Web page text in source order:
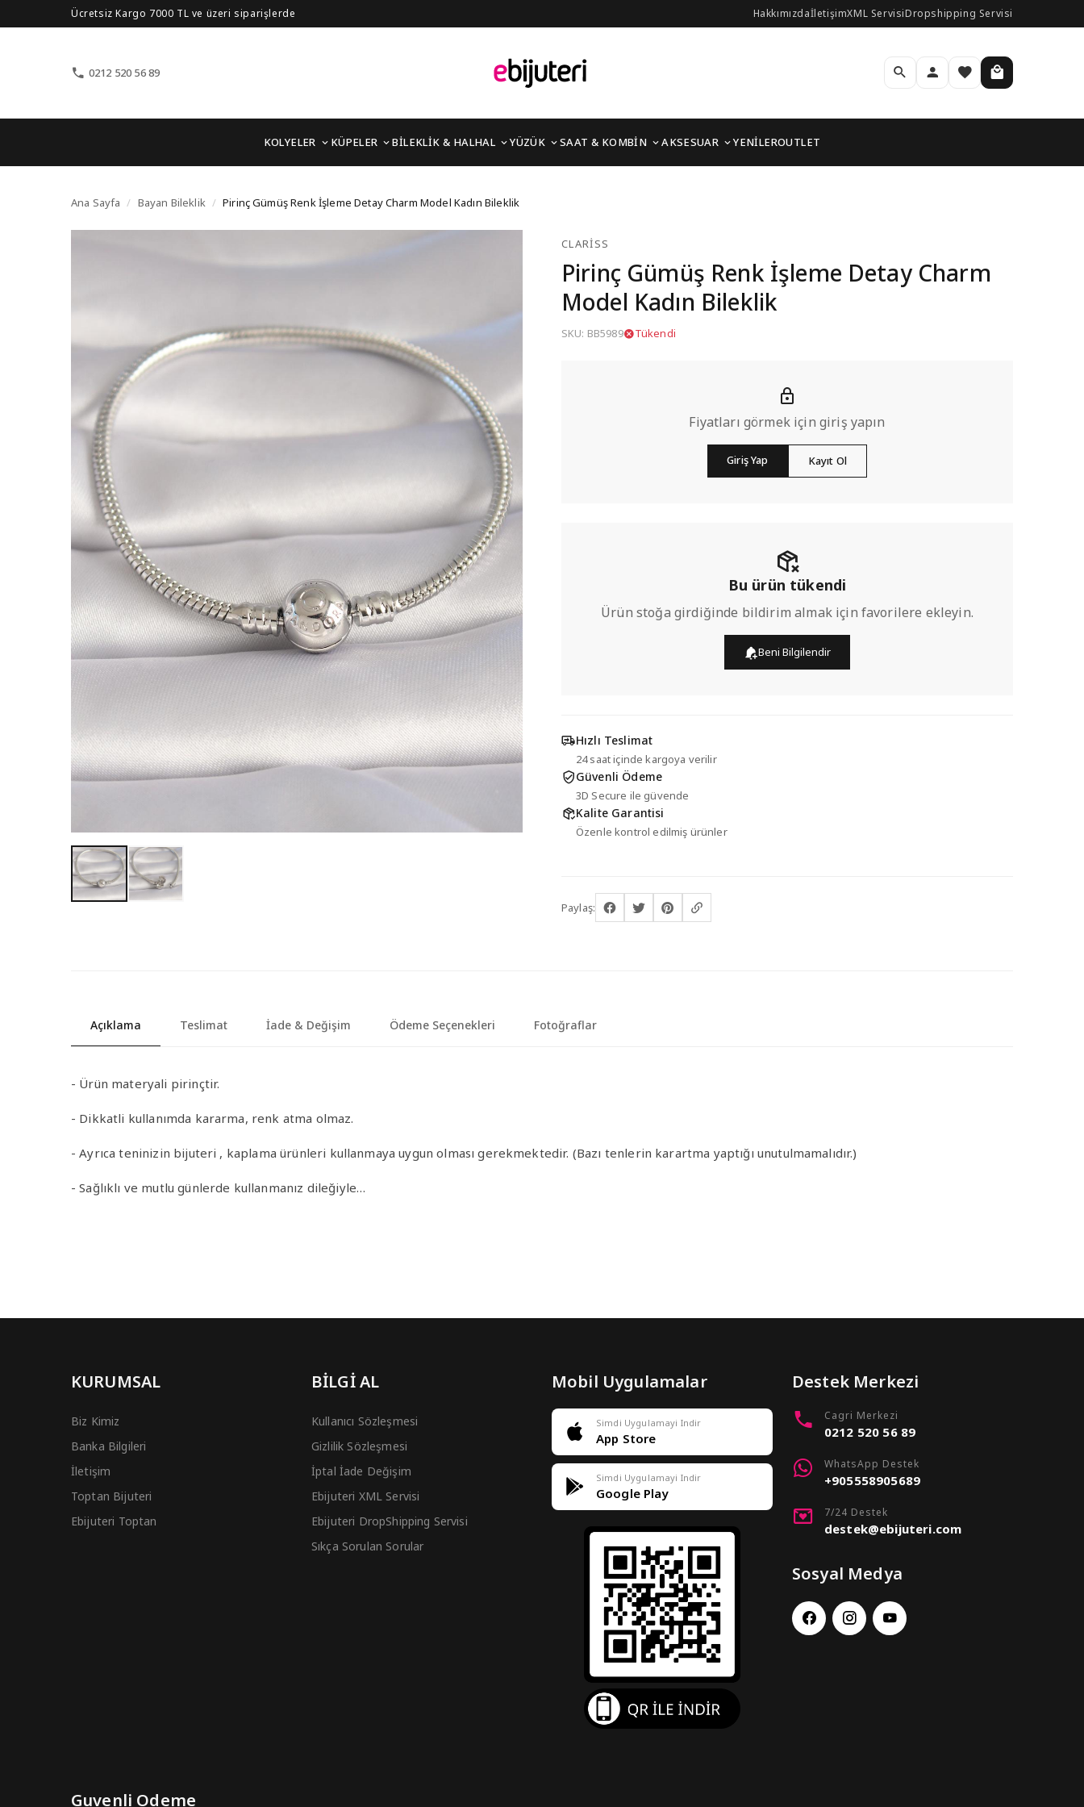
Ücretsiz Kargo 7000 TL ve üzeri siparişlerde HakkımızdaİletişimXML ServisiDropshipping Servisi
0212 520 56 89
KOLYELER KÜPELER BİLEKLİK & HALHAL YÜZÜK SAAT & KOMBİN AKSESUAR YENİLEROUTLET
Pirinç Gümüş Renk İşleme Detay Charm Model Kadın Bileklik
Ana Sayfa / Bayan Bileklik / Pirinç Gümüş Renk İşleme Detay Charm Model Kadın Bileklik
CLARISS
Pirinç Gümüş Renk İşleme Detay Charm
Model Kadın Bileklik
SKU: BB5989 Tükendi
Fiyatları görmek için giriş yapın
Giriş Yap Kayıt Ol
Bu ürün tükendi
Ürün stoğa girdiğinde bildirim almak için favorilere ekleyin.
Beni Bilgilendir
Hızlı Teslimat
24 saat içinde kargoya verilir
Güvenli Ödeme
3D Secure ile güvende
Kalite Garantisi
Özenle kontrol edilmiş ürünler
Paylaş:
Açıklama Teslimat İade & Değişim Ödeme Seçenekleri Fotoğraflar
- Ürün materyali pirinçtir.
- Dikkatli kullanımda kararma, renk atma olmaz.
- Ayrıca teninizin bijuteri , kaplama ürünleri kullanmaya uygun olması gerekmektedir. (Bazı tenlerin karartma yaptığı unutulmamalıdır.)
- Sağlıklı ve mutlu günlerde kullanmanız dileğiyle…
KURUMSAL
Biz Kimiz
Banka Bilgileri
İletişim
Toptan Bijuteri
Ebijuteri Toptan
BİLGİ AL
Kullanıcı Sözleşmesi
Gizlilik Sözleşmesi
İptal İade Değişim
Ebijuteri XML Servisi
Ebijuteri DropShipping Servisi
Sıkça Sorulan Sorular
Mobil Uygulamalar
Simdi Uygulamayi Indir
App Store
Simdi Uygulamayi Indir
Google Play
Destek Merkezi
Cagri Merkezi
0212 520 56 89
WhatsApp Destek
+905558905689
7/24 Destek
destek@ebijuteri.com
Sosyal Medya
Guvenli Odeme